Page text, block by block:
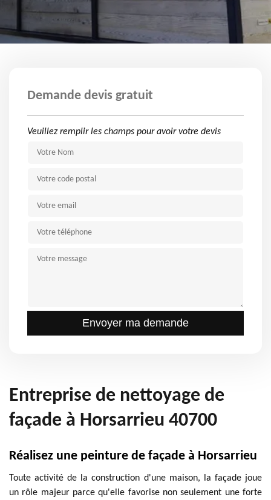
Demande devis gratuit
Veuillez remplir les champs pour avoir votre devis
Entreprise de nettoyage de
façade à Horsarrieu 40700
Réalisez une peinture de façade à Horsarrieu
Toute activité de la construction d'une maison, la façade joue
un rôle majeur parce qu'elle favorise non seulement une forte